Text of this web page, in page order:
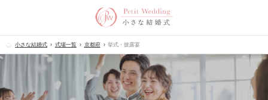
小さな結婚式 式場一覧 京都府 挙式・披露宴